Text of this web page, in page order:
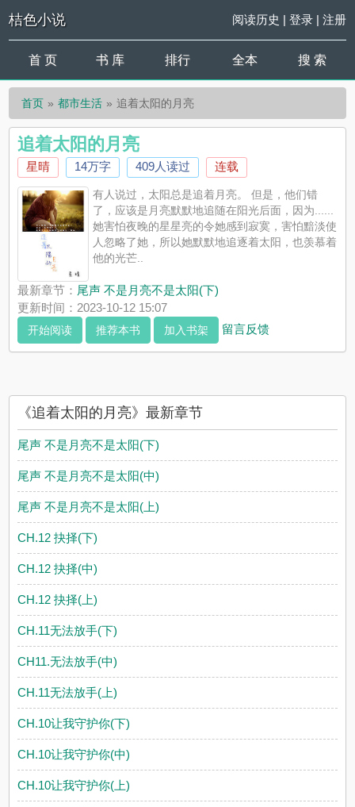
桔色小说 阅读历史 | 登录| 注册
首 页 书 库 排行 全本 搜 索
首页 都市生活 追着太阳的月亮
追着太阳的月亮
星晴 14万字 409人读过 连载
有人说过，太阳总是追着月亮。 但是，他们错
了，应该是月亮默默地追随在阳光后面，因为......
她害怕夜晚的星星亮的令她感到寂寞，害怕黯淡使
人忽略了她，所以她默默地追逐着太阳，也羡慕着
他的光芒..
最新章节： 尾声 不是月亮不是太阳(下)
更新时间：2023-10-12 15:07
开始阅读 推荐本书 加入书架 留言反馈
《追着太阳的月亮》最新章节
尾声 不是月亮不是太阳(下)
尾声 不是月亮不是太阳(中)
尾声 不是月亮不是太阳(上)
CH.12 抉择(下)
CH.12 抉择(中)
CH.12 抉择(上)
CH.11无法放手(下)
CH11.无法放手(中)
CH.11无法放手(上)
CH.10让我守护你(下)
CH.10让我守护你(中)
CH.10让我守护你(上)